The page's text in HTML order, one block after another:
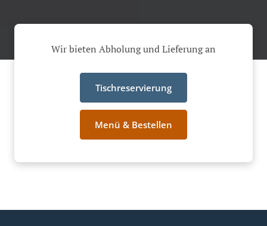
Wir bieten Abholung und Lieferung an
Tischreservierung
Menü & Bestellen